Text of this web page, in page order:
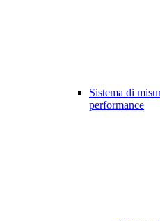
Sistema di
performance